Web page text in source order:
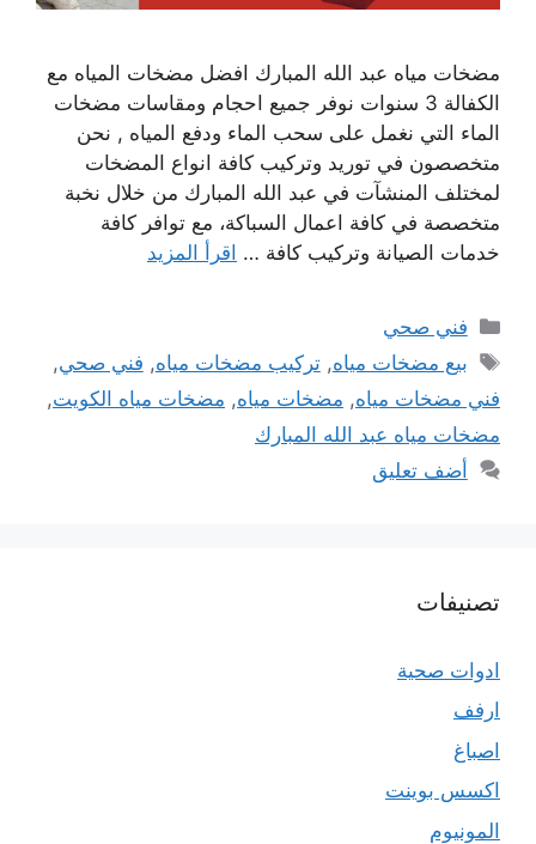
مضخات مياه عبد الله المبارك افضل مضخات المياه مع
الكفالة 3 سنوات نوفر جميع احجام ومقاسات مضخات
الماء التي نغمل على سحب الماء ودفع المياه , نحن
متخصصون في توريد وتركيب كافة انواع المضخات
لمختلف المنشآت في عبد الله المبارك من خلال نخبة
متخصصة في كافة اعمال السباكة، مع توافر كافة
خدمات الصيانة وتركيب كافة … اقرأ المزيد
التصنيفات
فني صحي
الوسوم
بيع مضخات مياه,تركيب مضخات مياه, فني صحي,
فني مضخات مياه, مضخات مياه, مضخات مياه الكويت,
مضخات مياه عبد الله المبارك
أضف تعليق
تصنيفات
ادوات صحية
ارفف
اصباغ
اكسس بوينت
المونيوم